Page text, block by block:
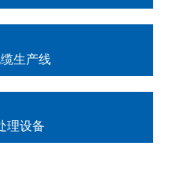
生产线
理设备